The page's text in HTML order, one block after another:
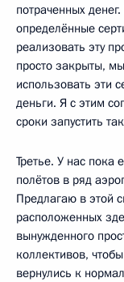
потраченных
определённые
реализовать эту
просто закрыты,
использовать эти
деньги. Я с этим
сроки запустить
Третье. У нас пока
полётов в ряд
Предлагаю в этой
расположенных
вынужденного
коллективов,
вернулись к